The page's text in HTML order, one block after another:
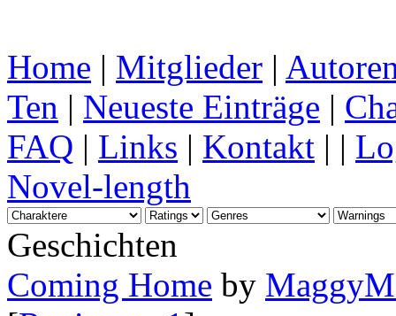
Home | Mitglieder |
Ten | Neueste Einträge |
FAQ | Links | Kontakt | |
Novel-length
Geschichten
Coming Home by